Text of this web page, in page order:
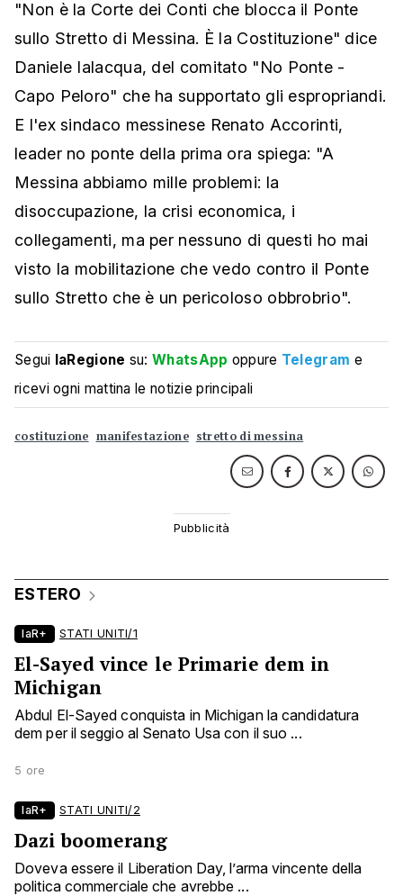
"Non è la Corte dei Conti che blocca il Ponte
sullo Stretto di Messina. È la Costituzione" dice
Daniele Ialacqua, del comitato "No Ponte -
Capo Peloro" che ha supportato gli espropriandi.
E l'ex sindaco messinese Renato Accorinti,
leader no ponte della prima ora spiega: "A
Messina abbiamo mille problemi: la
disoccupazione, la crisi economica, i
collegamenti, ma per nessuno di questi ho mai
visto la mobilitazione che vedo contro il Ponte
sullo Stretto che è un pericoloso obbrobrio".
Segui laRegione su:WhatsApp oppure Telegram e
ricevi ogni mattina le notizie principali
costituzione manifestazione stretto di messina
ESTERO
laR+ STATI UNITI/1
El-Sayed vince le Primarie dem in
Michigan
Abdul El-Sayed conquista in Michigan la candidatura
dem per il seggio al Senato Usa con il suo ...
5 ore
laR+ STATI UNITI/2
Dazi boomerang
Doveva essere il Liberation Day, l’arma vincente della
politica commerciale che avrebbe ...